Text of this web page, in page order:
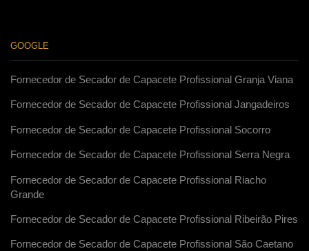
GOOGLE
Fornecedor de Secador de Capacete Profissional Granja Viana
Fornecedor de Secador de Capacete Profissional Jangadeiros
Fornecedor de Secador de Capacete Profissional Socorro
Fornecedor de Secador de Capacete Profissional Serra Negra
Fornecedor de Secador de Capacete Profissional Riacho
Grande
Fornecedor de Secador de Capacete Profissional Ribeirão Pires
Fornecedor de Secador de Capacete Profissional São Caetano